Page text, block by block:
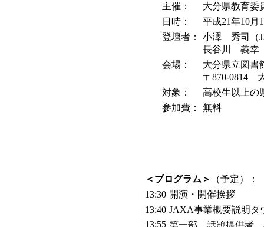
主催：
大分県教育委
日時：
平成21年10月
登壇者：
小澤 秀司（
長谷川 義幸
会場：
大分県立図
〒870-0814
対象：
高校生以上の
参加費：
無料
＜プログラム＞
（予定）：
13:30 開演・開催挨拶
13:40 JAXA事業概要説明タ
13:55 第一部 話題提供者